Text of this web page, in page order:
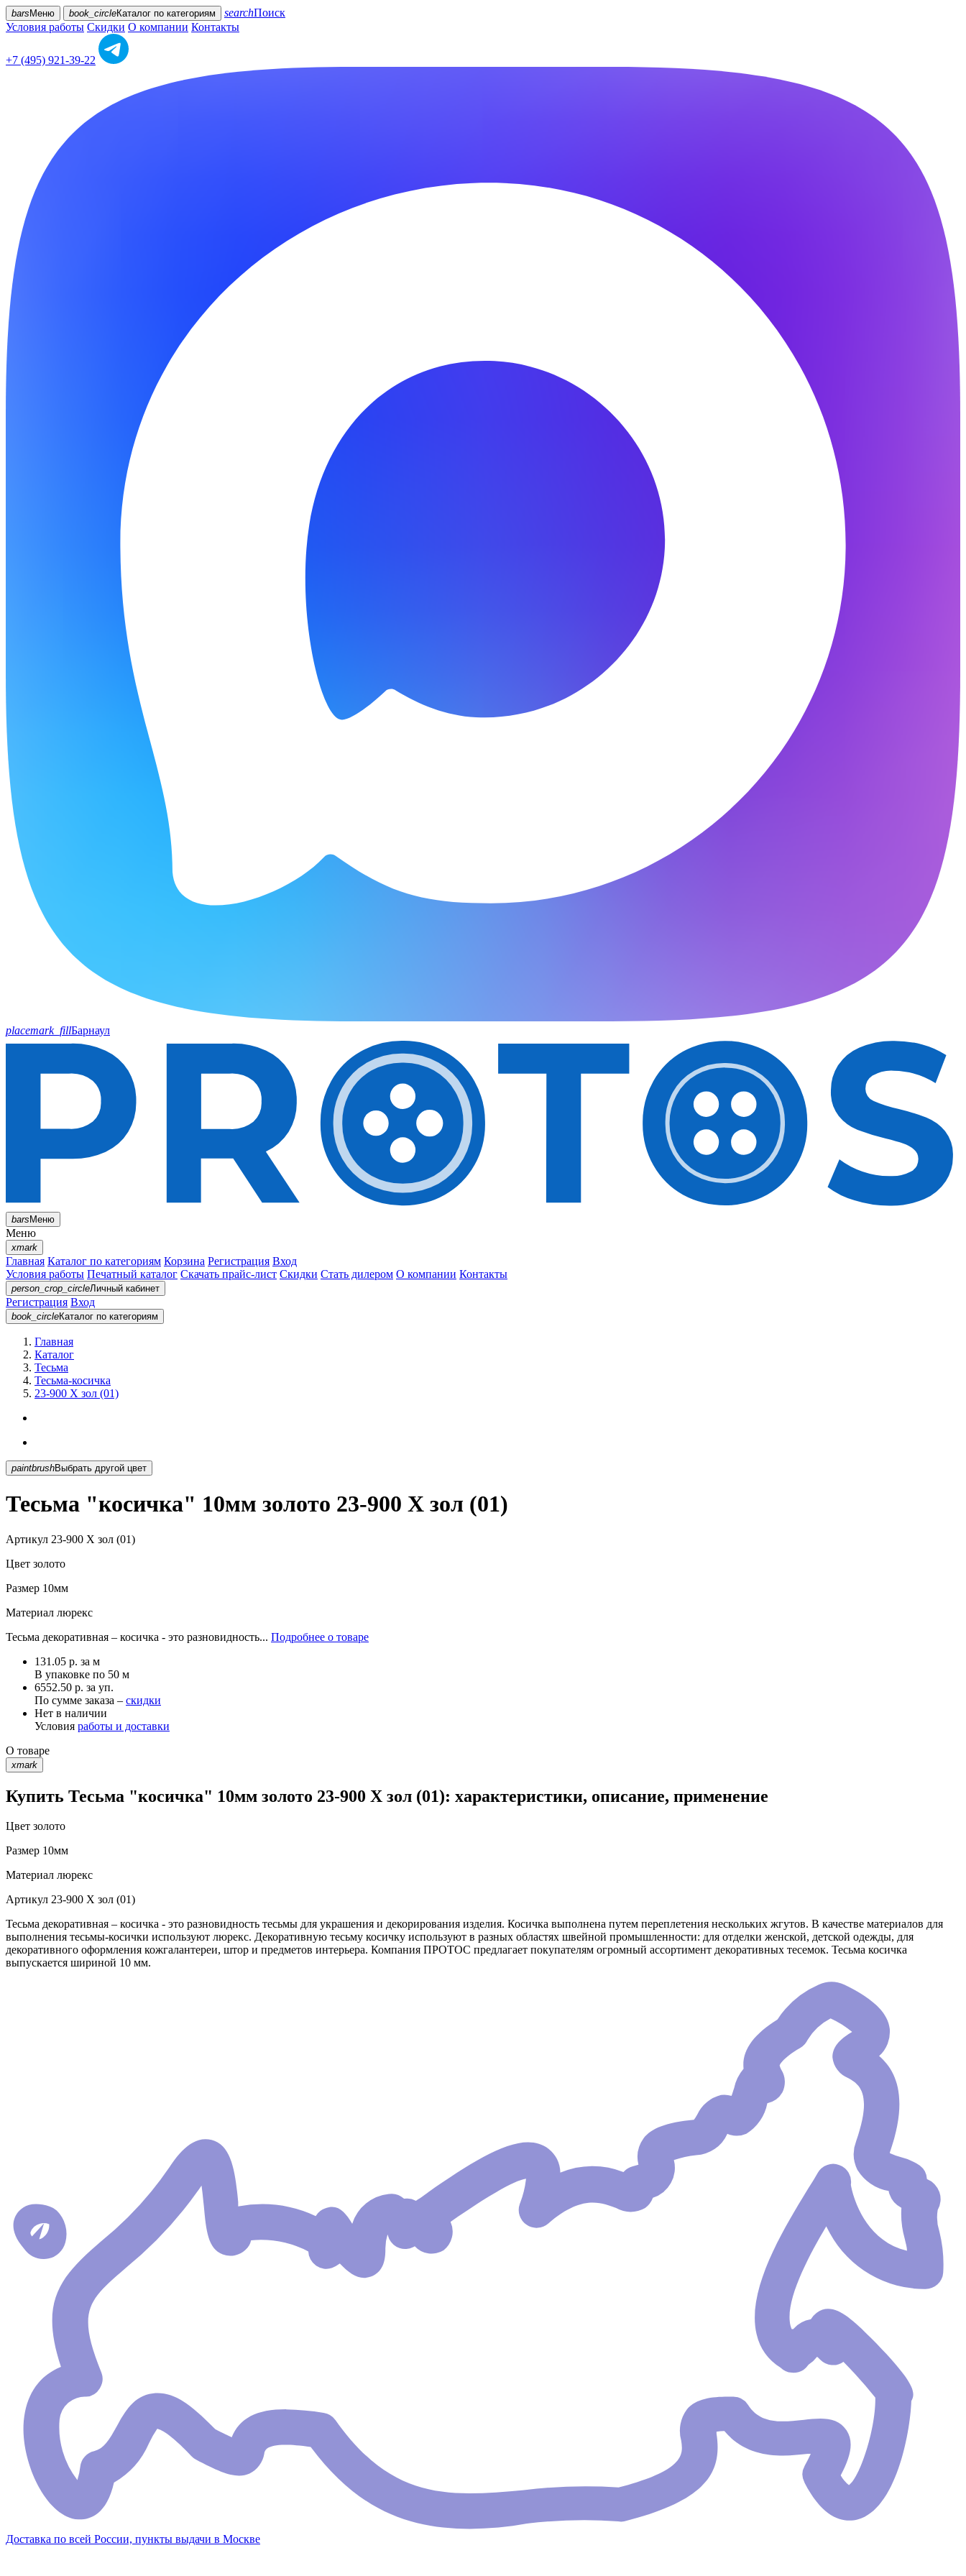
bars Меню book_circleКаталог по категориям searchПоиск
Условия работы Скидки О компании Контакты
+7 (495) 921-39-22
placemark_fillБарнаул
barsМеню
Меню
xmark
Главная Каталог по категориям Корзина Регистрация Вход
Условия работы Печатный каталог Скачать прайс-лист Скидки Стать дилером О компании Контакты
person_crop_circleЛичный кабинет
Регистрация Вход
book_circleКаталог по категориям
Главная
Каталог
Тесьма
Тесьма-косичка
23-900 X зол (01)
paintbrush Выбрать другой цвет
Тесьма "косичка" 10мм золото 23-900 X зол (01)
Артикул 23-900 X зол (01)
Цвет золото
Размер 10мм
Материал люрекс
Тесьма декоративная – косичка - это разновидность... Подробнее о товаре
131.05 р. за м
В упаковке по 50 м
6552.50 р. за уп.
По сумме заказа – скидки
Нет в наличии
Условия работы и доставки
О товаре
xmark
Купить Тесьма "косичка" 10мм золото 23-900 X зол (01): характеристики, описание, применение
Цвет золото
Размер 10мм
Материал люрекс
Артикул 23-900 X зол (01)
Тесьма декоративная – косичка - это разновидность тесьмы для украшения и декорирования изделия. Косичка выполнена путем переплетения нескольких жгутов. В качестве материалов для
выполнения тесьмы-косички используют люрекс. Декоративную тесьму косичку используют в разных областях швейной промышленности: для отделки женской, детской одежды, для
декоративного оформления кожгалантереи, штор и предметов интерьера. Компания ПРОТОС предлагает покупателям огромный ассортимент декоративных тесемок. Тесьма косичка
выпускается шириной 10 мм.
Доставка по всей России, пункты выдачи в Москве